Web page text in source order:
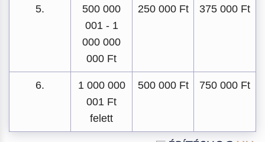
5.
500 000
001 - 1
000 000
000 Ft
250 000 Ft 375 000 Ft
6.
1 000 000
001 Ft
felett
500 000 Ft 750 000 Ft